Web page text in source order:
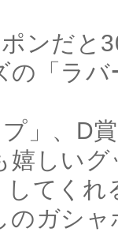
ンだと
の「ラ
」、D
嬉しいグ
てくれ
のガシ